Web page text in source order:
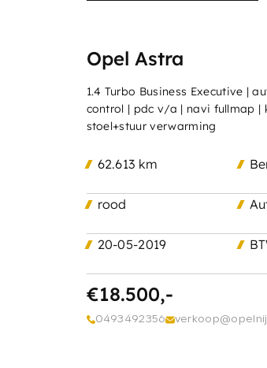
Home
Aanbod
Onderhoud &
Vacatures
Over ons
Contact
Opel Astra
1.4 Turbo Business Executive |
control | pdc v/a | navi fullmap |
stoel+stuur verwarming
62.613 km
rood
20-05-2019
€18.500,-
0493492356